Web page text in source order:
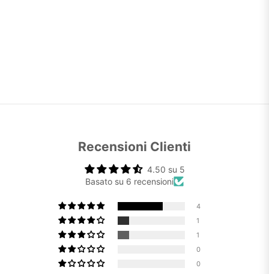
Recensioni Clienti
4.50 su 5
Basato su 6 recensioni
4
1
1
0
0